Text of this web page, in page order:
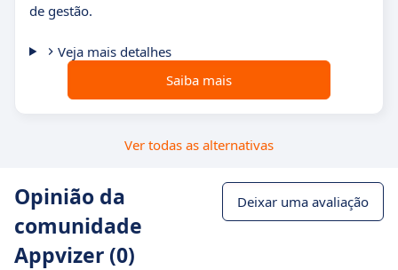
de gestão.
Veja mais detalhes
Saiba mais
Ver todas as alternativas
Opinião da
comunidade
Appvizer (0)
Deixar uma avaliação